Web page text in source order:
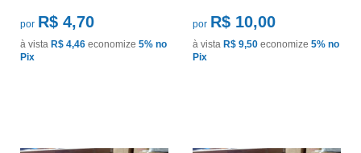
por R$ 4,70
à vista R$ 4,46 economize 5% no
Pix
por R$ 10,00
à vista R$ 9,50 economize 5% no
Pix